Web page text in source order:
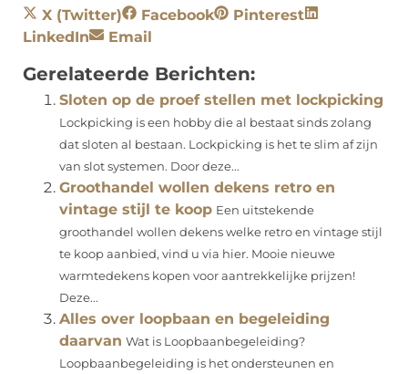
X (Twitter) Facebook
Pinterest
LinkedIn
Email
Gerelateerde Berichten:
Sloten op de proef stellen met lockpicking
Lockpicking is een hobby die al bestaat sinds zolang
dat sloten al bestaan. Lockpicking is het te slim af zijn
van slot systemen. Door deze...
Groothandel wollen dekens retro en
vintage stijl te koop Een uitstekende
groothandel wollen dekens welke retro en vintage stijl
te koop aanbied, vind u via hier. Mooie nieuwe
warmtedekens kopen voor aantrekkelijke prijzen!
Deze...
Alles over loopbaan en begeleiding
daarvan Wat is Loopbaanbegeleiding?
Loopbaanbegeleiding is het ondersteunen en